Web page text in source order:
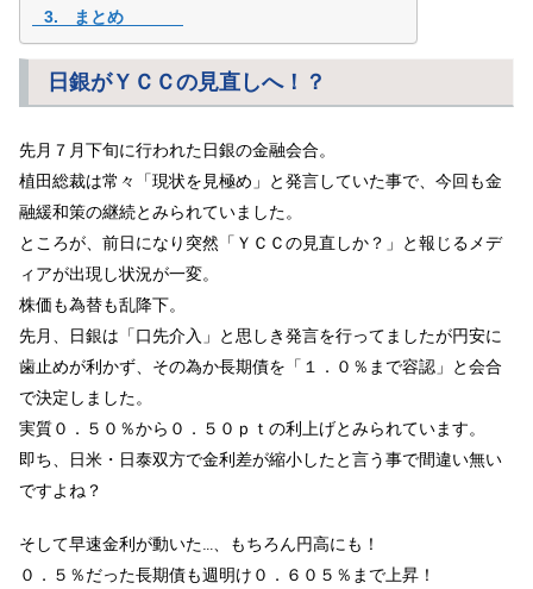
まとめ
日銀がＹＣＣの見直しへ！？
先月７月下旬に行われた日銀の金融会合。
植田総裁は常々「現状を見極め」と発言していた事で、今回も金
融緩和策の継続とみられていました。
ところが、前日になり突然「ＹＣＣの見直しか？」と報じるメデ
ィアが出現し状況が一変。
株価も為替も乱降下。
先月、日銀は「口先介入」と思しき発言を行ってましたが円安に
歯止めが利かず、その為か長期債を「１．０％まで容認」と会合
で決定しました。
実質０．５０％から０．５０ｐｔの利上げとみられています。
即ち、日米・日泰双方で金利差が縮小したと言う事で間違い無い
ですよね？
そして早速金利が動いた…、もちろん円高にも！
０．５％だった長期債も週明け０．６０５％まで上昇！